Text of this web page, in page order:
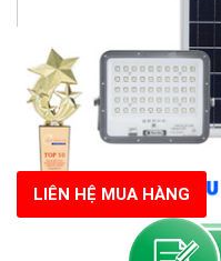
LIÊN HỆ MUA HÀNG